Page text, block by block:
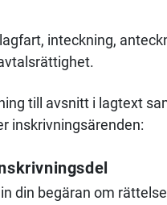
inteckning,
till avsnitt i lagtext
inskrivningsärenden:
din begäran om